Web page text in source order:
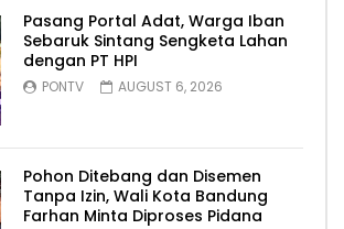
Pasang Portal Adat, Warga Iban
Sebaruk Sintang Sengketa Lahan
dengan PT HPI
PONTV AUGUST 6, 2026
Pohon Ditebang dan Disemen
Tanpa Izin, Wali Kota Bandung
Farhan Minta Diproses Pidana